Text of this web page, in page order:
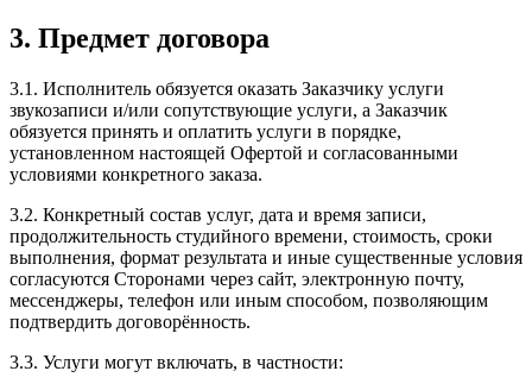
3. Предмет договора
3.1. Исполнитель обязуется оказать Заказчику услуги
звукозаписи и/или сопутствующие услуги, а Заказчик
обязуется принять и оплатить услуги в порядке,
установленном настоящей Офертой и согласованными
условиями конкретного заказа.
3.2. Конкретный состав услуг, дата и время записи,
продолжительность студийного времени, стоимость, сроки
выполнения, формат результата и иные существенные условия
согласуются Сторонами через сайт, электронную почту,
мессенджеры, телефон или иным способом, позволяющим
подтвердить договорённость.
3.3. Услуги могут включать, в частности: